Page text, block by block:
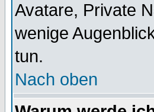
Avatare, Private
wenige
tun.
Nach oben